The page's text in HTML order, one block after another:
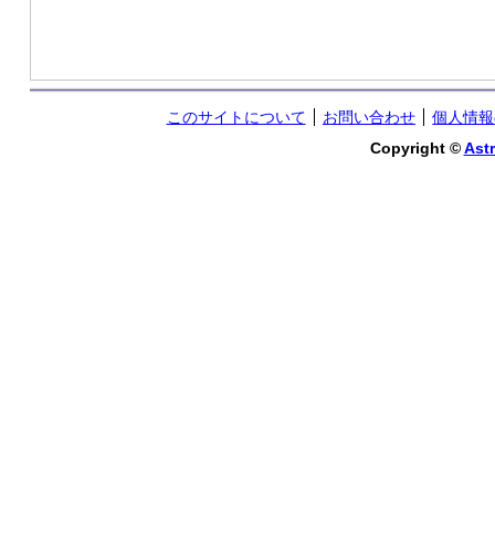
このサイトについて お問い合わせ
個人情
Copyright ©